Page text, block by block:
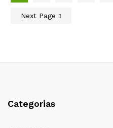
Next Page
Categorias